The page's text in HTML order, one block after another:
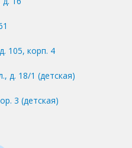
105, корп. 4
д. 18/1 (детская)
3 (детская)